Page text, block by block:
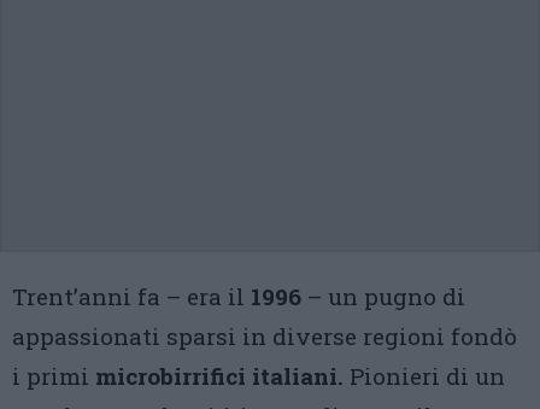
Trent’anni fa – era il 1996 – un pugno di
appassionati sparsi in diverse regioni fondò
i primi microbirrifici italiani. Pionieri di un